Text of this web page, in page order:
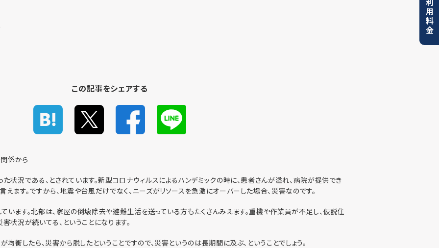
利用料金
この記事をシェアする
係から
状況である、とされています。新型コロナウィルスによるハンデミックの時に、患者さんが溢れ、病院が提供でき
ます。ですから、地震や台風だけでなく、ニーズがリソースを急激にオーバーした場合、災害なのです。
ます。北部は、家屋の倒壊除去や避難生活を送っている方もたくさんみえます。重機や作業員が不足し、仮説住
状況が続いてる、ということになります。
均衡したら、災害から脱したということですので、災害というのは長期間に及ぶ、ということでしょう。